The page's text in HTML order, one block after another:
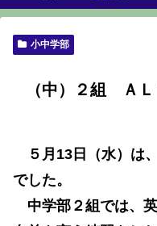
小中学部
（中）２組 Ａ
５月13日（水）は
でした。
中学部２組では、